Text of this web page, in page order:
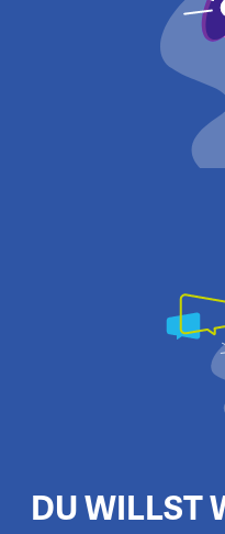
DU WILLST